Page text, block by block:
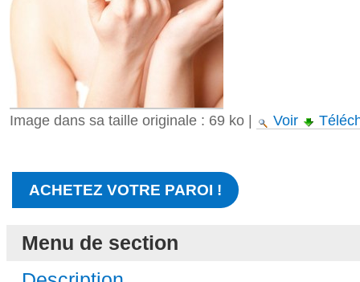
Image dans sa taille originale : 69 ko| Voir
ACHETEZ VOTRE PAROI !
Menu de section